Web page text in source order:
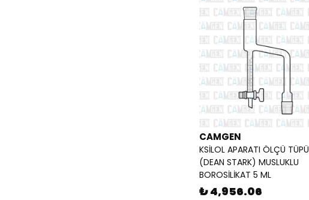
CAMGEN
KSİLOL APARATI ÖLÇÜ TÜPÜ
(DEAN STARK) MUSLUKLU
BOROSİLİKAT 5 ML
₺ 4,956.06